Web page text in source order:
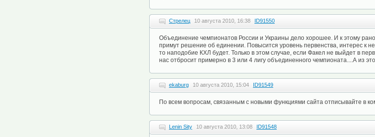
Стрелец 10 августа 2010, 16:38 ID91550
Объединение чемпионатов России и Украины дело хорошее. И к этому
примут решение об единении. Повысится уровень первенства, интерес к
то наподобие КХЛ будет. Только в этом случае, если Факел не выйдет в
нас отбросит примерно в 3 или 4 лигу объединенного чемпионата....А из
ekaburg 10 августа 2010, 15:04 ID91549
По всем вопросам, связанным с новыми функциями сайта отписывайте в
Lenin Sity 10 августа 2010, 13:08 ID91548